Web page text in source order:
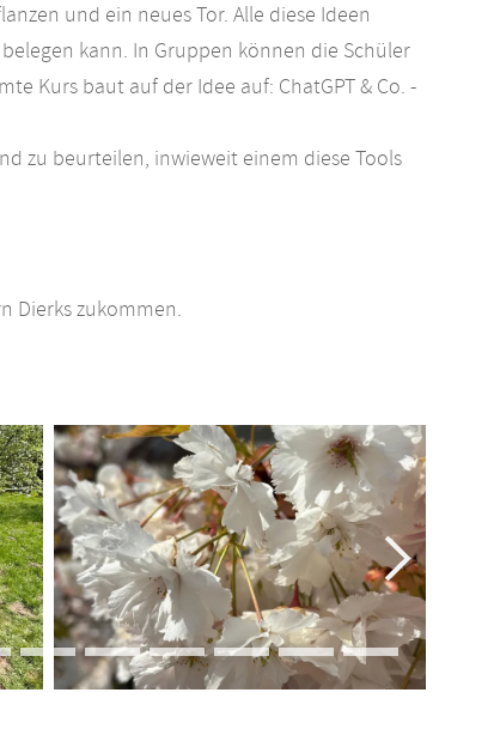
und ein neues Tor. Alle diese Ideen
kann. In Gruppen können die Schüler
Kurs baut auf der Idee auf: ChatGPT & Co. -
zu beurteilen, inwieweit einem diese Tools
Dierks zukommen.